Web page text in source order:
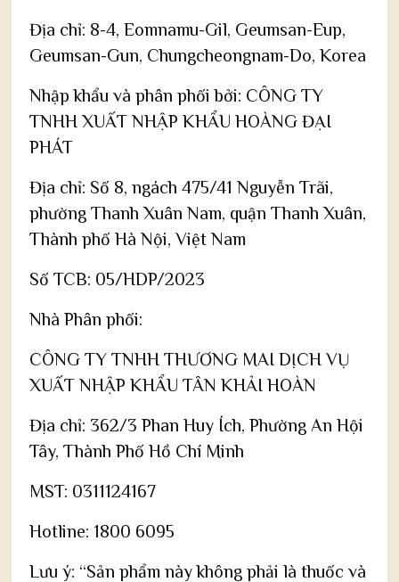
Địa chỉ: 8-4, Eomnamu-Gil, Geumsan-Eup,
Geumsan-Gun, Chungcheongnam-Do, Korea
Nhập khẩu và phân phối bởi: CÔNG TY
TNHH XUẤT NHẬP KHẨU HOÀNG ĐẠI
PHÁT
Địa chỉ: Số 8, ngách 475/41 Nguyễn Trãi,
phường Thanh Xuân Nam, quận Thanh Xuân,
Thành phố Hà Nội, Việt Nam
Số TCB: 05/HDP/2023
Nhà Phân phối:
CÔNG TY TNHH THƯƠNG MAI DỊCH VỤ
XUẤT NHẬP KHẨU TÂN KHẢI HOÀN
Địa chỉ: 362/3 Phan Huy Ích, Phường An Hội
Tây, Thành Phố Hồ Chí Minh
MST: 0311124167
Hotline: 1800 6095
Lưu ý: “Sản phẩm này không phải là thuốc và